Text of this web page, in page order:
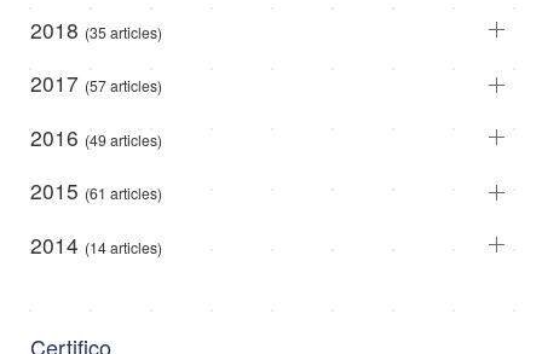
2018 (35 articles)
2017 (57 articles)
2016 (49 articles)
2015 (61 articles)
2014 (14 articles)
Certifico